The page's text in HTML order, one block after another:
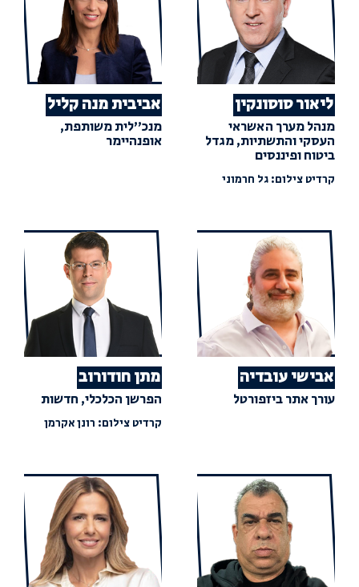
ליאור סוסונקין
מנהל מערך האשראי
העסקי והתשתיות, מגדל
ביטוח ופיננסים
קרדיט צילום: גל חרמוני
אביבית מנה קליל
מנכ"לית משותפת,
אופנהיימר
אבישי עובדיה
עורך אתר ביזפורטל
מתן חודורוב
הפרשן הכלכלי, חדשות
קרדיט צילום: רונן אקרמן